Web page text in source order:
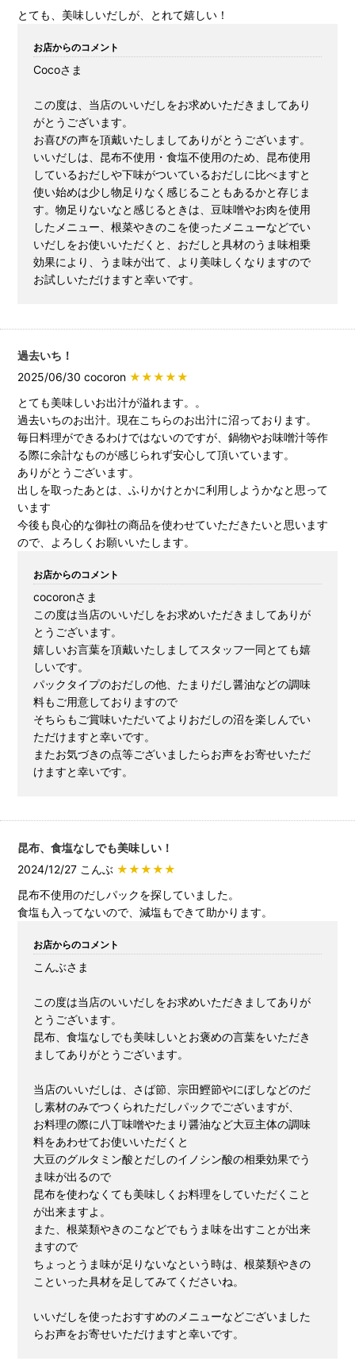
とても、美味しいだしが、とれて嬉しい！
お店からのコメント
Cocoさま
この度は、当店のいいだしをお求めいただきましてあり
がとうございます。
お喜びの声を頂戴いたしましてありがとうございます。
いいだしは、昆布不使用・食塩不使用のため、昆布使用
しているおだしや下味がついているおだしに比べますと
使い始めは少し物足りなく感じることもあるかと存じま
す。物足りないなと感じるときは、豆味噌やお肉を使用
したメニュー、根菜やきのこを使ったメニューなどでい
いだしをお使いいただくと、おだしと具材のうま味相乗
効果により、うま味が出て、より美味しくなりますので
お試しいただけますと幸いです。
過去いち！
2025/06/30 cocoron ★★★★★
とても美味しいお出汁が溢れます。。
過去いちのお出汁。現在こちらのお出汁に沼っております。
毎日料理ができるわけではないのですが、鍋物やお味噌汁等作
る際に余計なものが感じられず安心して頂いています。
ありがとうございます。
出しを取ったあとは、ふりかけとかに利用しようかなと思って
います
今後も良心的な御社の商品を使わせていただきたいと思います
ので、よろしくお願いいたします。
お店からのコメント
cocoronさま
この度は当店のいいだしをお求めいただきましてありが
とうございます。
嬉しいお言葉を頂戴いたしましてスタッフ一同とても嬉
しいです。
パックタイプのおだしの他、たまりだし醤油などの調味
料もご用意しておりますので
そちらもご賞味いただいてよりおだしの沼を楽しんでい
ただけますと幸いです。
またお気づきの点等ございましたらお声をお寄せいただ
けますと幸いです。
昆布、食塩なしでも美味しい！
2024/12/27 こんぶ ★★★★★
昆布不使用のだしパックを探していました。
食塩も入ってないので、減塩もできて助かります。
お店からのコメント
こんぶさま
この度は当店のいいだしをお求めいただきましてありが
とうございます。
昆布、食塩なしでも美味しいとお褒めの言葉をいただき
ましてありがとうございます。
当店のいいだしは、さば節、宗田鰹節やにぼしなどのだ
し素材のみでつくられただしパックでございますが、
お料理の際に八丁味噌やたまり醤油など大豆主体の調味
料をあわせてお使いいただくと
大豆のグルタミン酸とだしのイノシン酸の相乗効果でう
ま味が出るので
昆布を使わなくても美味しくお料理をしていただくこと
が出来ますよ。
また、根菜類やきのこなどでもうま味を出すことが出来
ますので
ちょっとうま味が足りないなという時は、根菜類やきの
こといった具材を足してみてくださいね。
いいだしを使ったおすすめのメニューなどございました
らお声をお寄せいただけますと幸いです。